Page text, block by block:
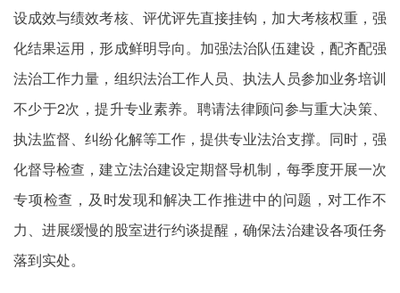
设成效与绩效考核、评优评先直接挂钩，加大考核权重，强
化结果运用，形成鲜明导向。加强法治队伍建设，配齐配强
法治工作力量，组织法治工作人员、执法人员参加业务培训
不少于2次，提升专业素养。聘请法律顾问参与重大决策、
执法监督、纠纷化解等工作，提供专业法治支撑。同时，强
化督导检查，建立法治建设定期督导机制，每季度开展一次
专项检查，及时发现和解决工作推进中的问题，对工作不
力、进展缓慢的股室进行约谈提醒，确保法治建设各项任务
落到实处。